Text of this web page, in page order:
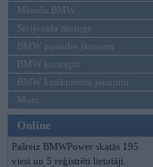
Mēneša BMW
Sērijveida tūnings
BMW pasaules jaunumi
BMW koncepti
BMW konkurentu jaunumi
Moto
Online
Pašreiz BMWPower skatās 195
viesi un 5 reģistrēti lietotāji.